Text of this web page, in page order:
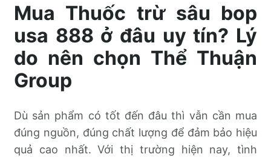
Mua Thuốc trừ sâu bop
usa 888 ở đâu uy tín? Lý
do nên chọn Thể Thuận
Group
Dù sản phẩm có tốt đến đâu thì vẫn cần mua
đúng nguồn, đúng chất lượng để đảm bảo hiệu
quả cao nhất. Với thị trường hiện nay, tình